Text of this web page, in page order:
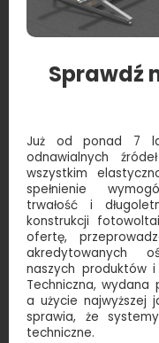
Sprawdź
Już od ponad 7
odnawialnych
wszystkim
spełnienie
trwałość i
konstrukcji
ofertę,
akredytowanych
naszych produktów
Techniczna, wydana
a użycie najwyższej
sprawia, że
techniczne.